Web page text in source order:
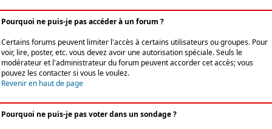
Pourquoi ne puis-je pas accéder à un forum ?
Certains forums peuvent limiter l'accès à certains utilisateurs ou groupes. Pour
voir, lire, poster, etc. vous devez avoir une autorisation spéciale. Seuls le
modérateur et l'administrateur du forum peuvent accorder cet accès; vous
pouvez les contacter si vous le voulez.
Revenir en haut de page
Pourquoi ne puis-je pas voter dans un sondage ?